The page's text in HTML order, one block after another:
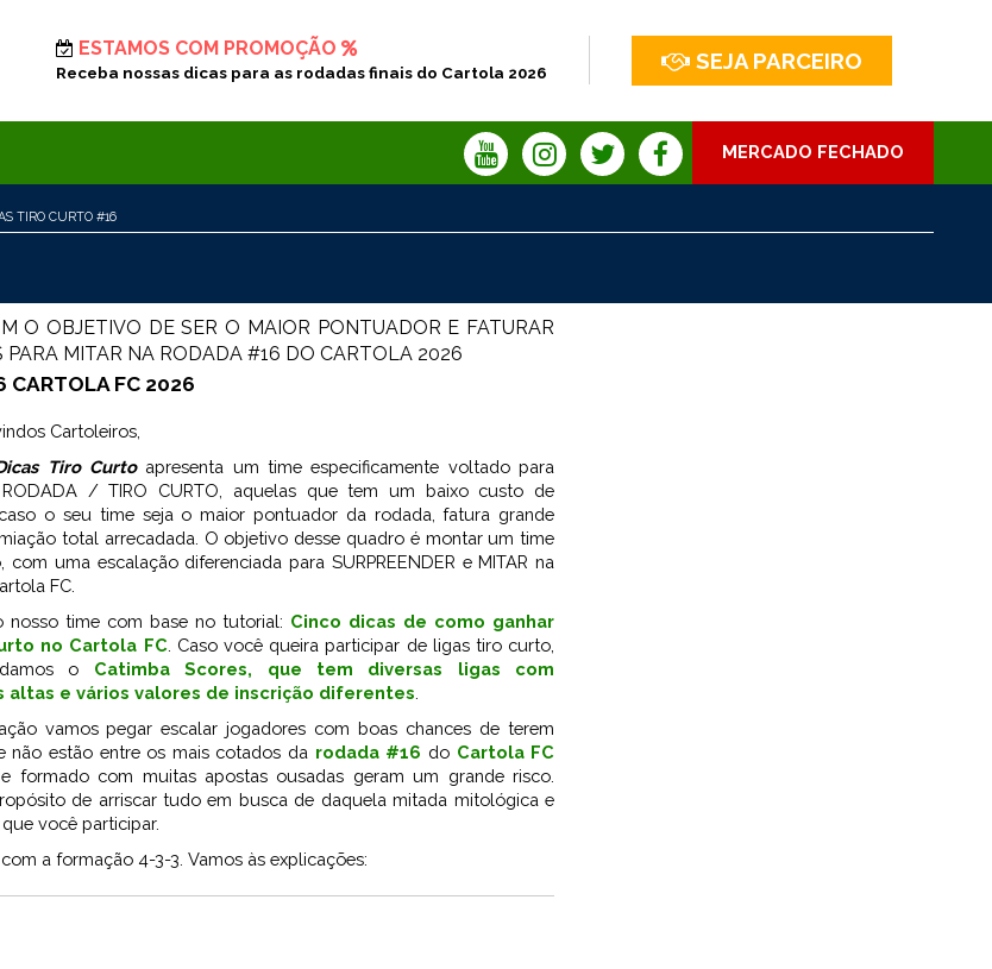
ESTAMOS COM PROMOÇÃO
Receba nossas dicas para as rodadas finais do Cartola 2026 SEJA PARCEIRO
MERCADO FECHADO
TIRO CURTO #16
O OBJETIVO DE SER O MAIOR PONTUADOR E FATURAR
MITAR NA RODADA #16 DO CARTOLA 2026
CARTOLA FC 2026
Cartoleiros,
Tiro Curtoapresenta um time especificamente voltado para
RODADA / TIRO CURTO, aquelas que tem um baixo custo de
o seu time seja o maior pontuador da rodada, fatura grande
total arrecadada. O objetivo desse quadro é montar um time
com uma escalação diferenciada para SURPREENDER e MITAR na
FC.
nosso time com base no tutorial: Cinco dicas de como ganhar
no Cartola FC. Caso você queira participar de ligas tiro curto,
o Catimba Scores, que tem diversas ligas com
altas e vários valores de inscrição diferentes
vamos pegar escalar jogadores com boas chances de terem
não estão entre os mais cotados da rodada #16 do Cartola FC
formado com muitas apostas ousadas geram um grande risco.
de arriscar tudo em busca de daquela mitada mitológica e
você participar.
, com a formação 4-3-3. Vamos às explicações: